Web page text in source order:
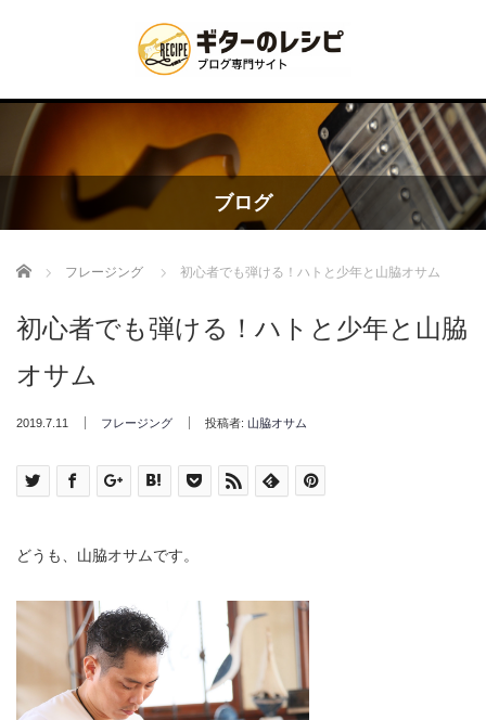
ブログ
Home フレージング 初心者でも弾ける！ハトと少年と山脇オサム
初心者でも弾ける！ハトと少年と山脇
オサム
2019.7.11 フレージング 投稿者: 山脇オサム
どうも、山脇オサムです。